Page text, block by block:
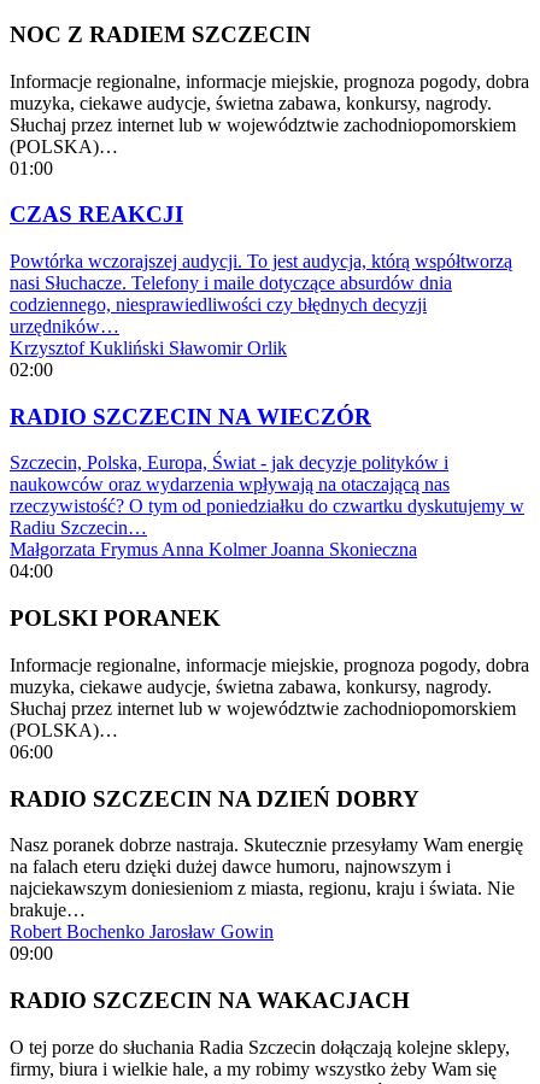
NOC Z RADIEM SZCZECIN
Informacje regionalne, informacje miejskie, prognoza pogody, dobra
muzyka, ciekawe audycje, świetna zabawa, konkursy, nagrody.
Słuchaj przez internet lub w województwie zachodniopomorskiem
(POLSKA)…
01:00
CZAS REAKCJI
Powtórka wczorajszej audycji. To jest audycja, którą współtworzą
nasi Słuchacze. Telefony i maile dotyczące absurdów dnia
codziennego, niesprawiedliwości czy błędnych decyzji
urzędników…
Krzysztof Kukliński Sławomir Orlik
02:00
RADIO SZCZECIN NA WIECZÓR
Szczecin, Polska, Europa, Świat - jak decyzje polityków i
naukowców oraz wydarzenia wpływają na otaczającą nas
rzeczywistość? O tym od poniedziałku do czwartku dyskutujemy w
Radiu Szczecin…
Małgorzata FrymusAnna Kolmer Joanna Skonieczna
04:00
POLSKI PORANEK
Informacje regionalne, informacje miejskie, prognoza pogody, dobra
muzyka, ciekawe audycje, świetna zabawa, konkursy, nagrody.
Słuchaj przez internet lub w województwie zachodniopomorskiem
(POLSKA)…
06:00
RADIO SZCZECIN NA DZIEŃ DOBRY
Nasz poranek dobrze nastraja. Skutecznie przesyłamy Wam energię
na falach eteru dzięki dużej dawce humoru, najnowszym i
najciekawszym doniesieniom z miasta, regionu, kraju i świata. Nie
brakuje…
Robert Bochenko Jarosław Gowin
09:00
RADIO SZCZECIN NA WAKACJACH
O tej porze do słuchania Radia Szczecin dołączają kolejne sklepy,
firmy, biura i wielkie hale, a my robimy wszystko żeby Wam się